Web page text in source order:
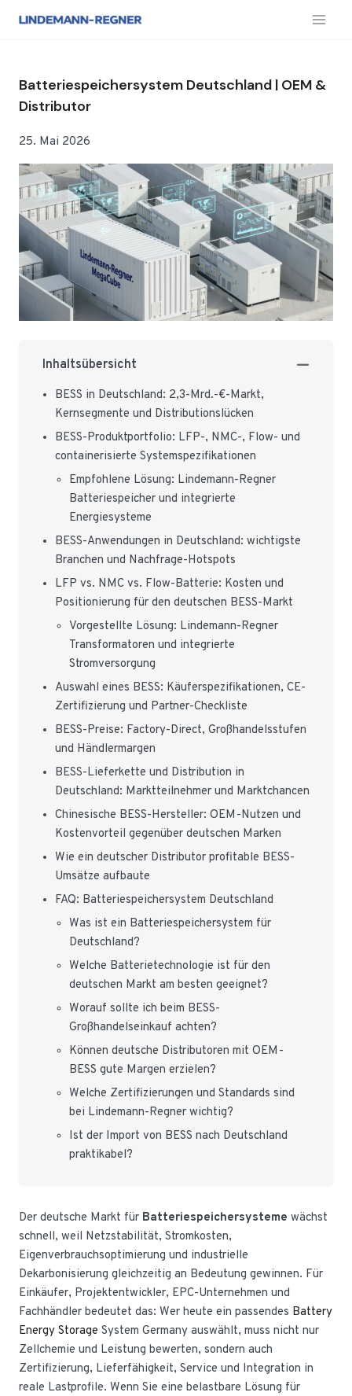
Inhalt
Batteriespeichersystem Deutschland | OEM &
Distributor
25. Mai 2026
Inhaltsübersicht
BESS in Deutschland: 2,3-Mrd.-€-Markt,
Kernsegmente und Distributionslücken
BESS-Produktportfolio: LFP-, NMC-, Flow- und
containerisierte Systemspezifikationen
Empfohlene Lösung: Lindemann-Regner
Batteriespeicher und integrierte
Energiesysteme
BESS-Anwendungen in Deutschland: wichtigste
Branchen und Nachfrage-Hotspots
LFP vs. NMC vs. Flow-Batterie: Kosten und
Positionierung für den deutschen BESS-Markt
Vorgestellte Lösung: Lindemann-Regner
Transformatoren und integrierte
Stromversorgung
Auswahl eines BESS: Käuferspezifikationen, CE-
Zertifizierung und Partner-Checkliste
BESS-Preise: Factory-Direct, Großhandelsstufen
und Händlermargen
BESS-Lieferkette und Distribution in
Deutschland: Marktteilnehmer und Marktchancen
Chinesische BESS-Hersteller: OEM-Nutzen und
Kostenvorteil gegenüber deutschen Marken
Wie ein deutscher Distributor profitable BESS-
Umsätze aufbaute
FAQ: Batteriespeichersystem Deutschland
Was ist ein Batteriespeichersystem für
Deutschland?
Welche Batterietechnologie ist für den
deutschen Markt am besten geeignet?
Worauf sollte ich beim BESS-
Großhandelseinkauf achten?
Können deutsche Distributoren mit OEM-
BESS gute Margen erzielen?
Welche Zertifizierungen und Standards sind
bei Lindemann-Regner wichtig?
Ist der Import von BESS nach Deutschland
praktikabel?
Der deutsche Markt für Batteriespeichersysteme wächst
schnell, weil Netzstabilität, Stromkosten,
Eigenverbrauchsoptimierung und industrielle
Dekarbonisierung gleichzeitig an Bedeutung gewinnen. Für
Einkäufer, Projektentwickler, EPC-Unternehmen und
Fachhändler bedeutet das: Wer heute ein passendes Battery
Energy Storage System Germany auswählt, muss nicht nur
Zellchemie und Leistung bewerten, sondern auch
Zertifizierung, Lieferfähigkeit, Service und Integration in
reale Lastprofile. Wenn Sie eine belastbare Lösung für